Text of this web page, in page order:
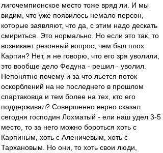
лигочемпионское место тоже вряд ли. И мы
видим, что уже появилось немало персон,
которые заявляют, что да, с этим надо дескать
смириться. Это нормально. Но если это так, то
возникает резонный вопрос, чем был плох
Карпин? Нет, я не говорю, что его зря уволили,
это вообще дело Федуна - решил - уволил.
Непонятно почему и за что льется поток
оскорблений на не последнего в прошлом
спартаковца и тем более на тех, кто его
поддерживал? Совершенно верно сказал
сегодня господин Лохматый - ели наш удел 3-5
место, то за него можно бороться хоть с
Карпиным, хоть с Аленичевым, хоть с
Тархановым. Но они, то хоть свои люди,